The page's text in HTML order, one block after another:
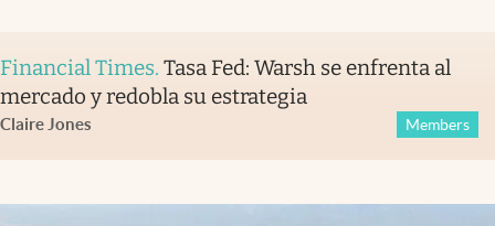
Financial Times. Tasa Fed: Warsh se enfrenta al
mercado y redobla su estrategia
Claire Jones Members